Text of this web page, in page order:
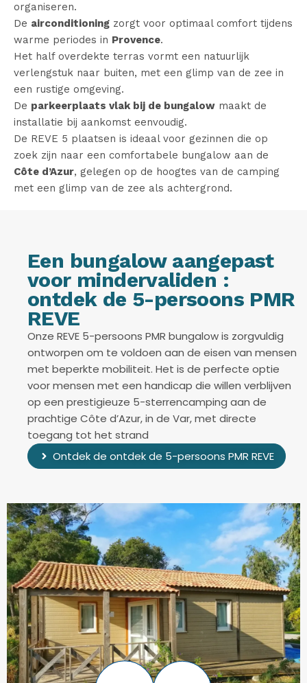
organiseren.
De airconditioning zorgt voor optimaal comfort tijdens
warme periodes in Provence.
Het half overdekte terras vormt een natuurlijk
verlengstuk naar buiten, met een glimp van de zee in
een rustige omgeving.
De parkeerplaats vlak bij de bungalow maakt de
installatie bij aankomst eenvoudig.
De REVE 5 plaatsen is ideaal voor gezinnen die op
zoek zijn naar een comfortabele bungalow aan de
Côte d’Azur, gelegen op de hoogtes van de camping
met een glimp van de zee als achtergrond.
Een bungalow aangepast
voor mindervaliden :
ontdek de 5-persoons PMR
REVE
Onze REVE 5-persoons PMR bungalow is zorgvuldig
ontworpen om te voldoen aan de eisen van mensen
met beperkte mobiliteit. Het is de perfecte optie
voor mensen met een handicap die willen verblijven
op een prestigieuze 5-sterrencamping aan de
prachtige Côte d’Azur, in de Var, met directe
toegang tot het strand
Ontdek de ontdek de 5-persoons PMR REVE